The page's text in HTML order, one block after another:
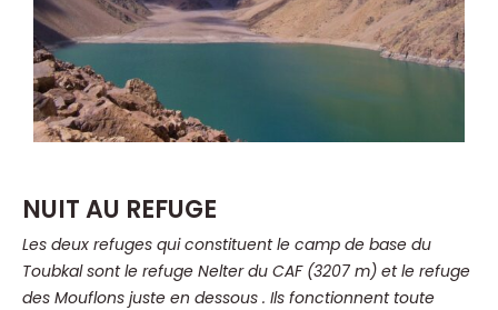
NUIT AU REFUGE
Les deux refuges qui constituent le camp de base du
Toubkal sont le refuge Nelter du CAF (3207 m) et le refuge
des Mouflons juste en dessous . Ils fonctionnent toute